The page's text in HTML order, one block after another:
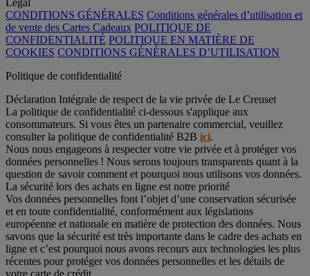
Légal
CONDITIONS GÉNÉRALES Conditions générales d’utilisation et
de vente des Cartes Cadeaux POLITIQUE DE
CONFIDENTIALITÉ POLITIQUE EN MATIÈRE DE
COOKIES CONDITIONS GÉNÉRALES D’UTILISATION
Politique de confidentialité
Déclaration Intégrale de respect de la vie privée de Le Creuset
La politique de confidentialité ci-dessous s'applique aux
consommateurs. Si vous êtes un partenaire commercial, veuillez
consulter la politique de confidentialité B2B ici.
Nous nous engageons à respecter votre vie privée et à protéger vos
données personnelles ! Nous serons toujours transparents quant à la
question de savoir comment et pourquoi nous utilisons vos données.
La sécurité lors des achats en ligne est notre priorité
Vos données personnelles font l’objet d’une conservation sécurisée
et en toute confidentialité, conformément aux législations
européenne et nationale en matière de protection des données. Nous
savons que la sécurité est très importante dans le cadre des achats en
ligne et c’est pourquoi nous avons recours aux technologies les plus
récentes pour protéger vos données personnelles et les détails de